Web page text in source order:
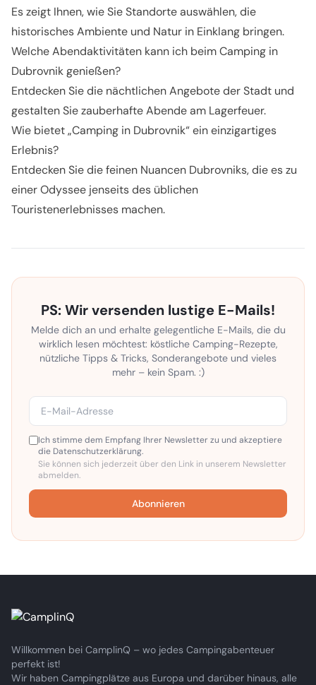
Es zeigt Ihnen, wie Sie Standorte auswählen, die
historisches Ambiente und Natur in Einklang bringen.
Welche Abendaktivitäten kann ich beim Camping in
Dubrovnik genießen?
Entdecken Sie die nächtlichen Angebote der Stadt und
gestalten Sie zauberhafte Abende am Lagerfeuer.
Wie bietet „Camping in Dubrovnik“ ein einzigartiges
Erlebnis?
Entdecken Sie die feinen Nuancen Dubrovniks, die es zu
einer Odyssee jenseits des üblichen
Touristenerlebnisses machen.
PS: Wir versenden lustige E-Mails!
Melde dich an und erhalte gelegentliche E-Mails, die du
wirklich lesen möchtest: köstliche Camping-Rezepte,
nützliche Tipps & Tricks, Sonderangebote und vieles
mehr – kein Spam. :)
Ich stimme dem Empfang Ihrer Newsletter zu und akzeptiere
die Datenschutzerklärung.
Sie können sich jederzeit über den Link in unserem Newsletter
abmelden.
Abonnieren
Willkommen bei CamplinQ – wo jedes Campingabenteuer
perfekt ist!
Wir haben Campingplätze aus Europa und darüber hinaus, alle